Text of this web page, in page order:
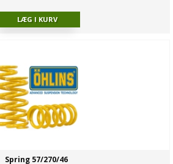
Spring 57/270/46